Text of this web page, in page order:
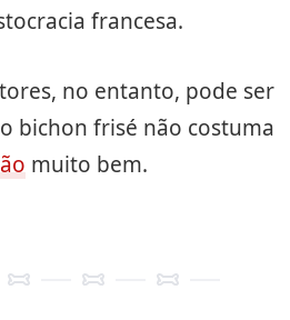
francesa.
no entanto, pode ser
bichon frisé não costuma
muito bem.